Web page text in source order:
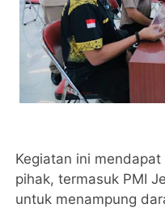
Kegiatan ini
pihak, termasuk PMI
untuk menampung